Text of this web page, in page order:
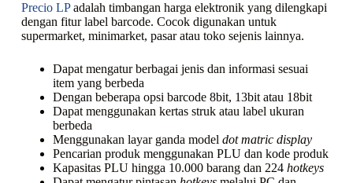
Precio LPadalah timbangan harga elektronik yang dilengkapi
dengan fitur label barcode. Cocok digunakan untuk
supermarket, minimarket, pasar atau toko sejenis lainnya.
Dapat mengatur berbagai jenis dan informasi sesuai
item yang berbeda
Dengan beberapa opsi barcode 8bit, 13bit atau 18bit
Dapat menggunakan kertas struk atau label ukuran
berbeda
Menggunakan layar ganda model dot matric display
Pencarian produk menggunakan PLU dan kode produk
Kapasitas PLU hingga 10.000 barang dan 224 hotkeys